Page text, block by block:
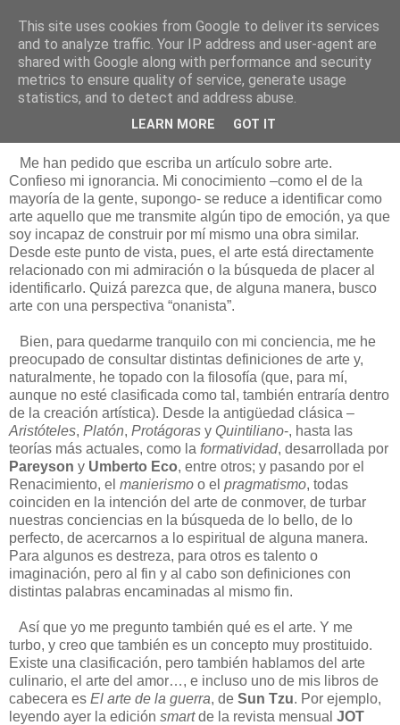
Está de pinga
6/2/17
Teorizando sobre el arte
Me han pedido que escriba un artículo sobre arte.
Confieso mi ignorancia. Mi conocimiento –como el de la
mayoría de la gente, supongo- se reduce a identificar como
arte aquello que me transmite algún tipo de emoción, ya que
soy incapaz de construir por mí mismo una obra similar.
Desde este punto de vista, pues, el arte está directamente
relacionado con mi admiración o la búsqueda de placer al
identificarlo. Quizá parezca que, de alguna manera, busco
arte con una perspectiva “onanista”.
Bien, para quedarme tranquilo con mi conciencia, me he
preocupado de consultar distintas definiciones de arte y,
naturalmente, he topado con la filosofía (que, para mí,
aunque no esté clasificada como tal, también entraría dentro
de la creación artística). Desde la antigüedad clásica –
Aristóteles, Platón, Protágoras y Quintiliano-, hasta las
teorías más actuales, como la formatividad, desarrollada por
Pareyson y Umberto Eco, entre otros; y pasando por el
Renacimiento, el manierismo o el pragmatismo, todas
coinciden en la intención del arte de conmover, de turbar
nuestras conciencias en la búsqueda de lo bello, de lo
perfecto, de acercarnos a lo espiritual de alguna manera.
Para algunos es destreza, para otros es talento o
imaginación, pero al fin y al cabo son definiciones con
distintas palabras encaminadas al mismo fin.
Así que yo me pregunto también qué es el arte. Y me
turbo, y creo que también es un concepto muy prostituido.
Existe una clasificación, pero también hablamos del arte
culinario, el arte del amor…, e incluso uno de mis libros de
cabecera es El arte de la guerra, de Sun Tzu. Por ejemplo,
leyendo ayer la edición smartde la revista mensual JOT
This site uses cookies from Google to deliver its services
and to analyze traffic. Your IP address and user-agent are
shared with Google along with performance and security
metrics to ensure quality of service, generate usage
statistics, and to detect and address abuse.
LEARN MORE GOT IT